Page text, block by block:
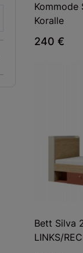
Kommode
Koralle
240 €
Bett Silva
LINKS/